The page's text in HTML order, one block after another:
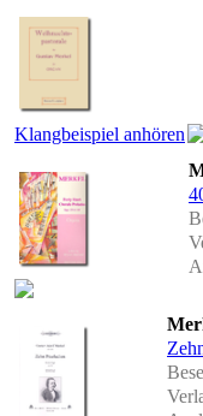
Klangbeispiel anhören